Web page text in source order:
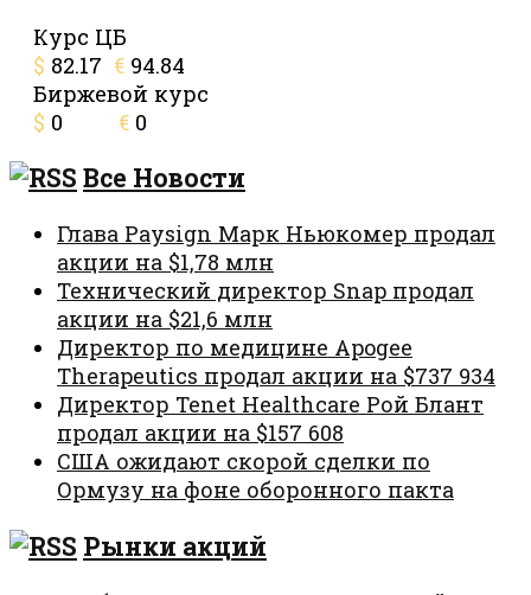
Курс ЦБ
$ 82.17 € 94.84
Биржевой курс
$ 0 € 0
Все Новости
Глава Paysign Марк Ньюкомер продал
акции на $1,78 млн
Технический директор Snap продал
акции на $21,6 млн
Директор по медицине Apogee
Therapeutics продал акции на $737 934
Директор Tenet Healthcare Рой Блант
продал акции на $157 608
США ожидают скорой сделки по
Ормузу на фоне оборонного пакта
Рынки акций